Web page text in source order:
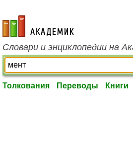
academic.ru
Словари и энциклопедии на
Толкования Переводы Книги